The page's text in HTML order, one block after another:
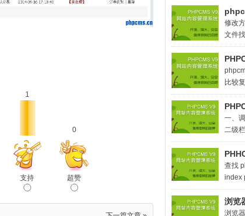
1
支持
0
超赞
修改
文件
比较
一、
二级
查找
index
浏览
浏览